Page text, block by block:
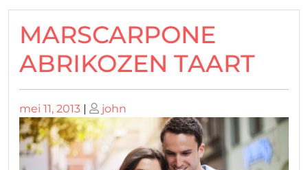
MARSCARPONE
ABRIKOZEN TAART
Geplaatst
op
mei 11, 2013 | Geplaatst
op
john